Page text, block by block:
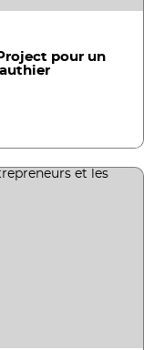
pour un